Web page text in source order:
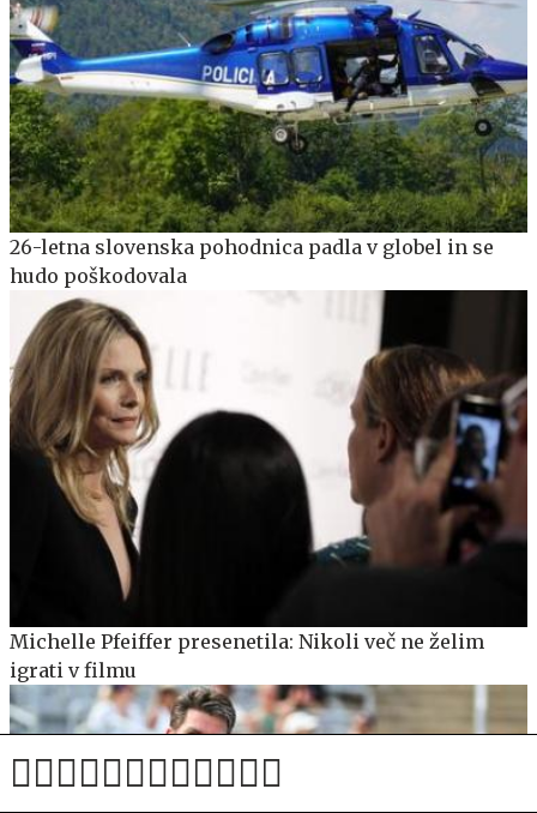
26-letna slovenska pohodnica padla v globel in se
hudo poškodovala
Michelle Pfeiffer presenetila: Nikoli več ne želim
igrati v filmu